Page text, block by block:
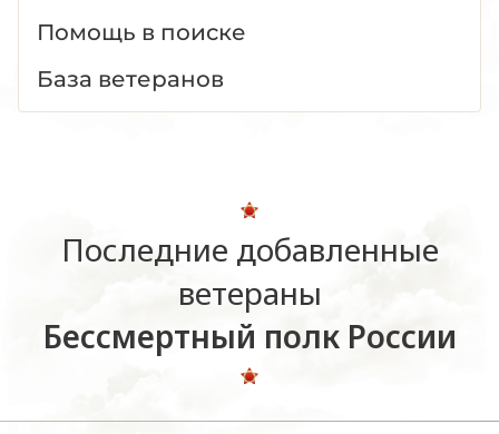
Помощь в поиске
База ветеранов
Последние добавленные
ветераны
Бессмертный полк России